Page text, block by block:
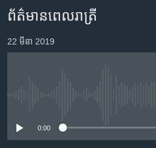
ទំព័រ​
ព័ត៌មាន​​
តែ​
ម្តង
រចនា
ហេឡូវីអូអេ
កម្ពុជាច្នៃប្រតិដ្ឋ
កម្មវិធីទាំងអស់
YouTube
ព័ត៌មានពេលរាត្រី
22 មីនា 2019
0:00